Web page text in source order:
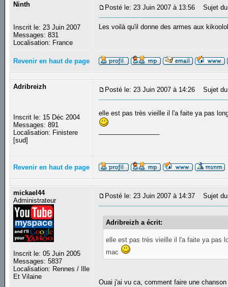
Ninth
Inscrit le: 23 Juin 2007
Messages: 831
Localisation: France
Posté le: 23 Juin 2007 à 13:56 Sujet
Les voilà qu'il donne des armes aux
Revenir en haut de page
Adribreizh
Inscrit le: 15 Déc 2004
Messages: 891
Localisation: Finistere
[sud]
Posté le: 23 Juin 2007 à 14:26 Sujet
elle est pas très vieille il l'a faite ya pas
Revenir en haut de page
mickael44
Administrateur
Inscrit le: 05 Juin 2005
Messages: 5837
Localisation: Rennes / Ille
Et Vilaine
Posté le: 23 Juin 2007 à 14:37 Sujet
Adribreizh a écrit:
elle est pas très vieille il l'a faite ya pas
mac
Ouai j'ai vu ca, comment faire une